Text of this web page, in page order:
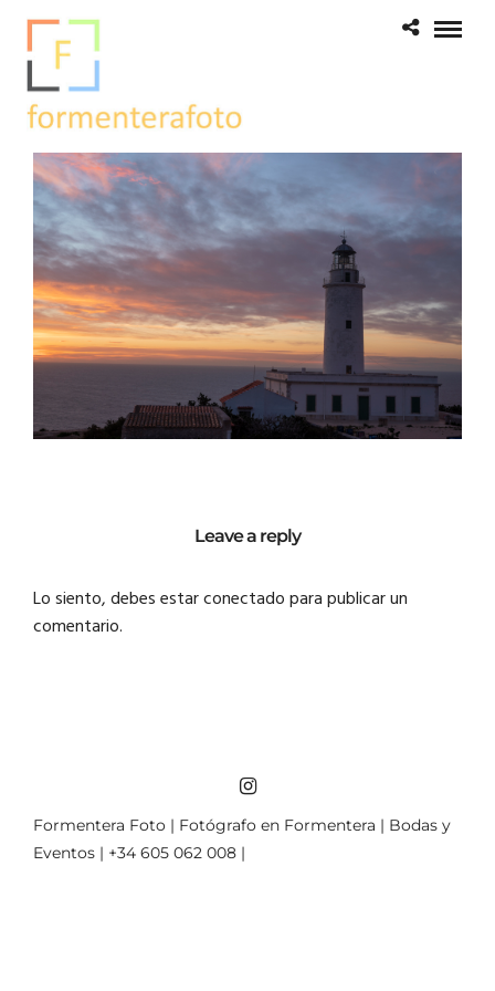
Leave a reply
Lo siento, debes estarconectadopara publicar un
comentario.
Formentera Foto | Fotógrafo en Formentera | Bodas y
Eventos | +34 605 062 008 |